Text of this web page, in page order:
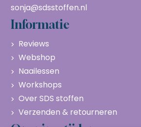
sonja@sdsstoffen.nl
Informatie
Reviews
Webshop
Naailessen
Workshops
Over SDS stoffen
Verzenden & retourneren